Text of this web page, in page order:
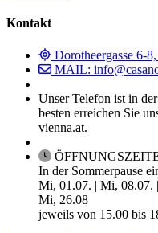
Kontakt
Dorotheergasse 6-
MAIL:
Unser Telefon ist in
besten erreichen Sie
vienna.at.
In der Sommerpause
Mi, 01.07. | Mi, 08.07.
Mi, 26.08
jeweils von 15.00 bis